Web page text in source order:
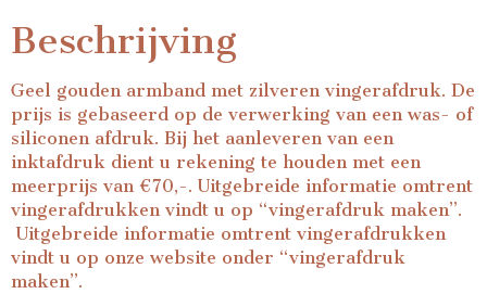
Beschrijving
Geel gouden armband met zilveren vingerafdruk. De
prijs is gebaseerd op de verwerking van een was- of
siliconen afdruk. Bij het aanleveren van een
inktafdruk dient u rekening te houden met een
meerprijs van €70,-. Uitgebreide informatie omtrent
vingerafdrukken vindt u op “vingerafdruk maken”.
Uitgebreide informatie omtrent vingerafdrukken
vindt u op onze website onder “vingerafdruk
maken”.